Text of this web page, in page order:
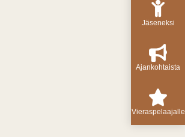
Jäseneksi
Ajankohtaista
Vieraspelaajalle